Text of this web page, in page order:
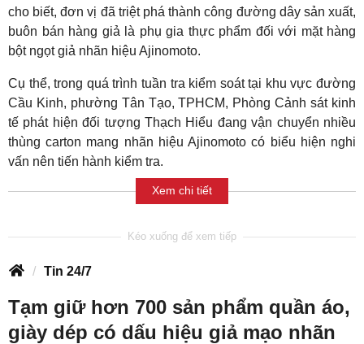
cho biết, đơn vị đã triệt phá thành công đường dây sản xuất,
buôn bán hàng giả là phụ gia thực phẩm đối với mặt hàng
bột ngọt giả nhãn hiệu Ajinomoto.
Cụ thể, trong quá trình tuần tra kiểm soát tại khu vực đường
Cầu Kinh, phường Tân Tạo, TPHCM, Phòng Cảnh sát kinh
tế phát hiện đối tượng Thạch Hiểu đang vận chuyển nhiều
thùng carton mang nhãn hiệu Ajinomoto có biểu hiện nghi
vấn nên tiến hành kiểm tra.
Xem chi tiết
Tin 24/7
Tạm giữ hơn 700 sản phẩm quần áo,
giày dép có dấu hiệu giả mạo nhãn